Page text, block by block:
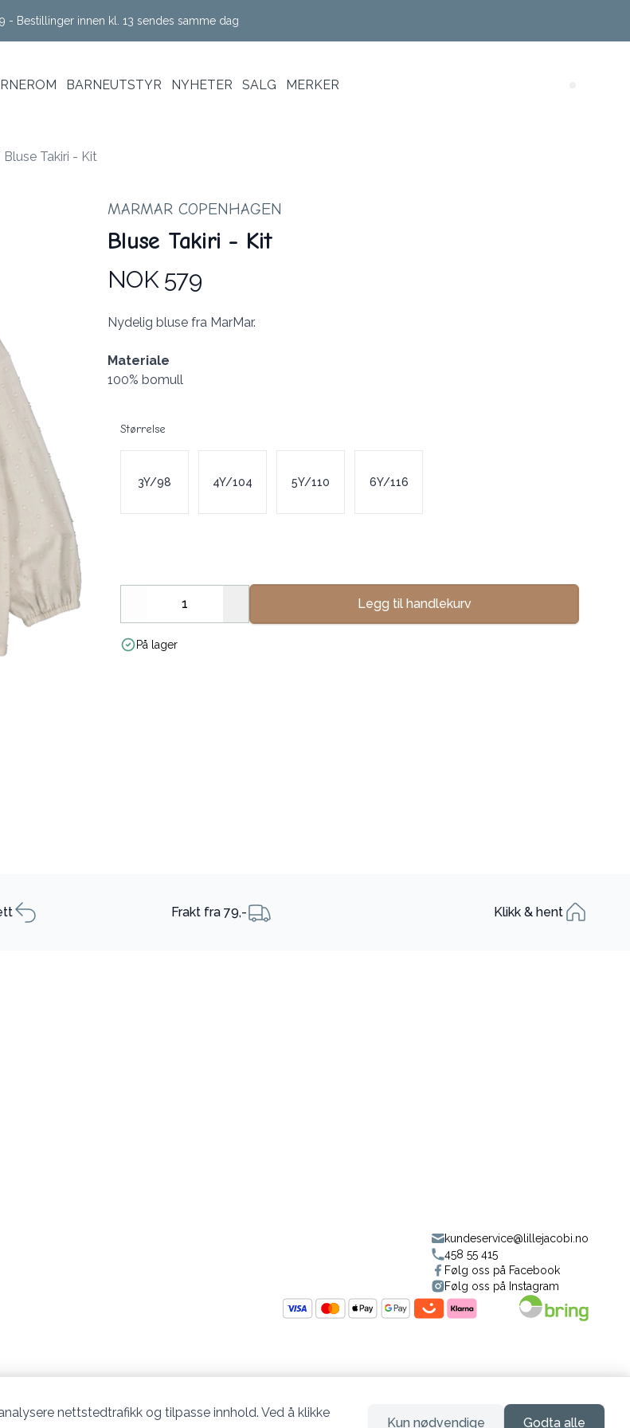
- Bestillinger innen kl. 13 sendes samme dag
BARNEUTSTYR NYHETER SALG MERKER
Bluse Takiri - Kit
MARMAR COPENHAGEN
Bluse Takiri - Kit
Produktdetaljer
NOK 579
Description
Nydelig bluse fra MarMar.
Materiale
100% bomull
Størrelse
Velg en Størrelse
3Y/98 4Y/104 5Y/110 6Y/116
Decrease
Legg til handlekurv
På lager
Frakt fra 79,- Klikk & hent
kundeservice@lillejacobi.no
458 55 415
Følg oss på Facebook
Følg oss på Instagram
nettstedtrafikk og tilpasse innhold. Ved å klikke
Kun nødvendige Godta alle